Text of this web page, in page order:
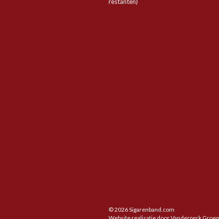
© 2026 Sigarenband.com